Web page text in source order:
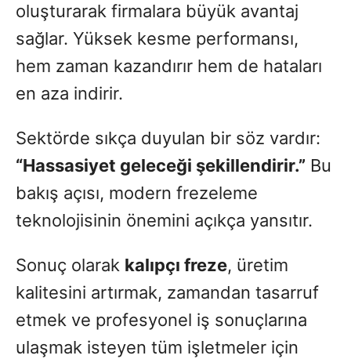
oluşturarak firmalara büyük avantaj
sağlar. Yüksek kesme performansı,
hem zaman kazandırır hem de hataları
en aza indirir.
Sektörde sıkça duyulan bir söz vardır:
“Hassasiyet geleceği şekillendirir.” Bu
bakış açısı, modern frezeleme
teknolojisinin önemini açıkça yansıtır.
Sonuç olarak kalıpçı freze, üretim
kalitesini artırmak, zamandan tasarruf
etmek ve profesyonel iş sonuçlarına
ulaşmak isteyen tüm işletmeler için